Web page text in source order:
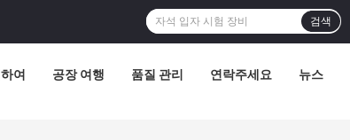
검색
여 공장 여행 품질 관리 연락주세요 뉴스